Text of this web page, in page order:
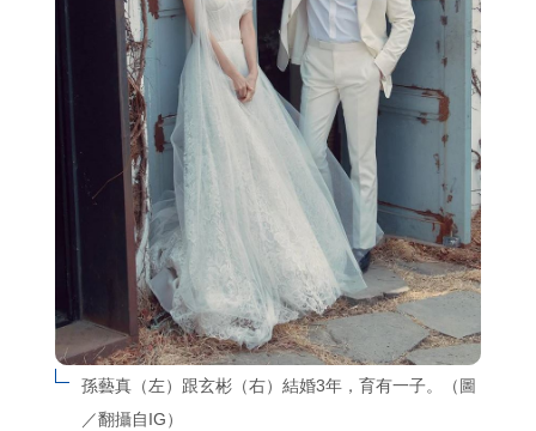
孫藝真（左）跟玄彬（右）結婚3年，育有一子。（圖
／翻攝自IG）